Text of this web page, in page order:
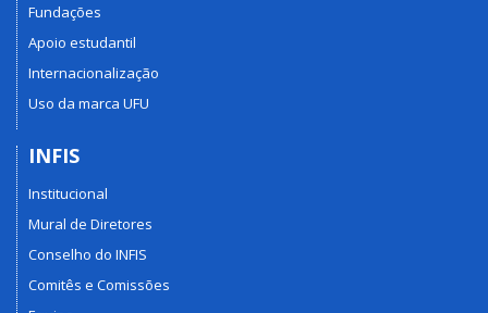
Fundações
Apoio estudantil
Internacionalização
Uso da marca UFU
INFIS
Institucional
Mural de Diretores
Conselho do INFIS
Comitês e Comissões